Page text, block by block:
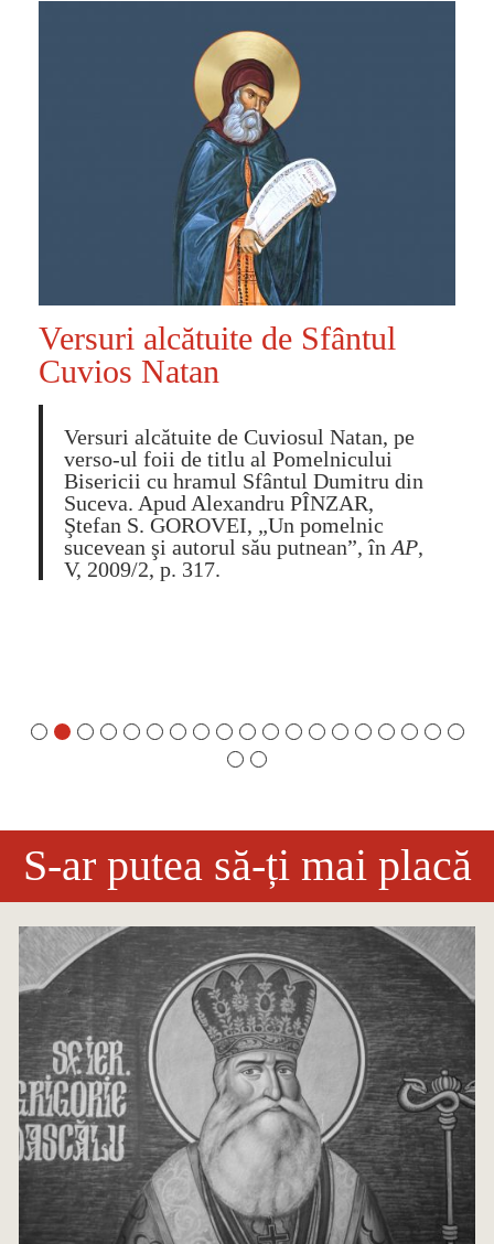
Versuri alcătuite de Sfântul
Cuvios Natan
Versuri alcătuite de Cuviosul Natan, pe
verso-ul foii de titlu al Pomelnicului
Bisericii cu hramul Sfântul Dumitru din
Suceva. Apud Alexandru PÎNZAR,
Ştefan S. GOROVEI, „Un pomelnic
sucevean şi autorul său putnean”, în AP,
V, 2009/2, p. 317.
S-ar putea să-ți mai placă